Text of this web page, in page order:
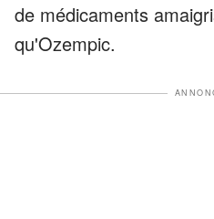
de médicaments
qu'Ozempic.